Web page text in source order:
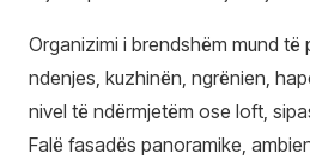
Organizimi i brendshëm mund
ndenjes, kuzhinën, ngrënien,
nivel të ndërmjetëm ose loft,
Falë fasadës panoramike,